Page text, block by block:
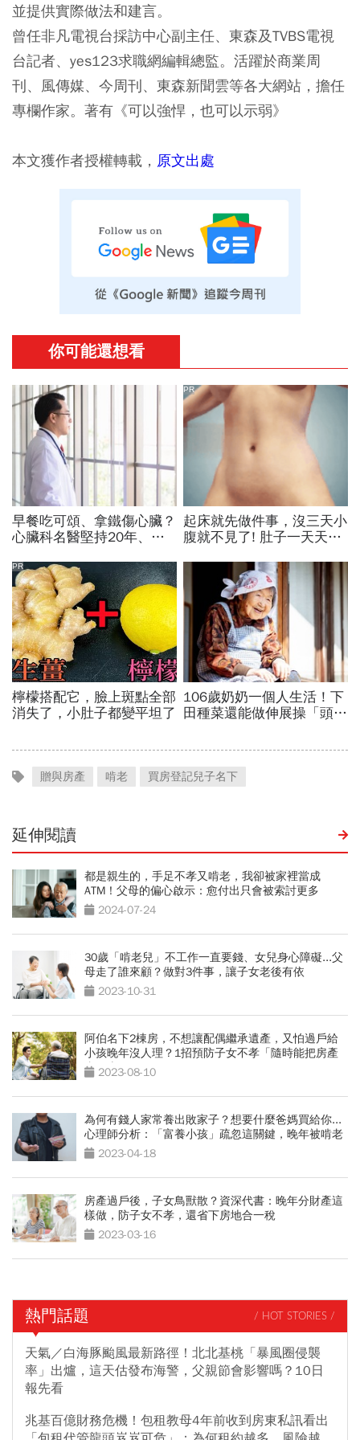
並提供實際做法和建言。
曾任非凡電視台採訪中心副主任、東森及TVBS電視
台記者、yes123求職網編輯總監。活躍於商業周
刊、風傳媒、今周刊、東森新聞雲等各大網站，擔任
專欄作家。著有《可以強悍，也可以示弱》
本文獲作者授權轉載， 原文出處
贈與房產 啃老 買房登記兒子名下
延伸閱讀
都是親生的，手足不孝又啃老，我卻被家裡當成
ATM！父母的偏心啟示：愈付出只會被索討更多
2024-07-24
30歲「啃老兒」不工作一直要錢、女兒身心障礙...父
母走了誰來顧？做對3件事，讓子女老後有依
2023-10-31
阿伯名下2棟房，不想讓配偶繼承遺產，又怕過戶給
小孩晚年沒人理？1招預防子女不孝「隨時能把房產
拿回來」
2023-08-10
為何有錢人家常養出敗家子？想要什麼爸媽買給你...
心理師分析：「富養小孩」疏忽這關鍵，晚年被啃老
2023-04-18
房產過戶後，子女鳥獸散？資深代書：晚年分財產這
樣做，防子女不孝，還省下房地合一稅
2023-03-16
熱門話題 / HOT STORIES /
天氣／白海豚颱風最新路徑！北北基桃「暴風圈侵襲
率」出爐，這天估發布海警，父親節會影響嗎？10日
報先看
兆基百億財務危機！包租教母4年前收到房東私訊看出